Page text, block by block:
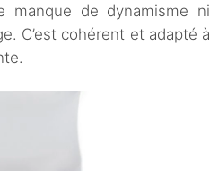
manque de dynamisme ni
C’est cohérent et adapté à